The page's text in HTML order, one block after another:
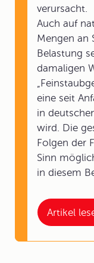
Artikel
verursacht.
Auch auf
Mengen an
Belastung
damaligen
eine seit
in
wird. Die
Folgen der
Sinn
in diesem